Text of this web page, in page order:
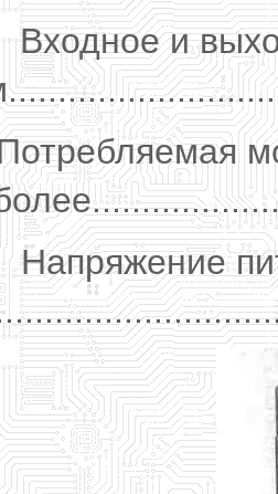
Входное и
Напряжение